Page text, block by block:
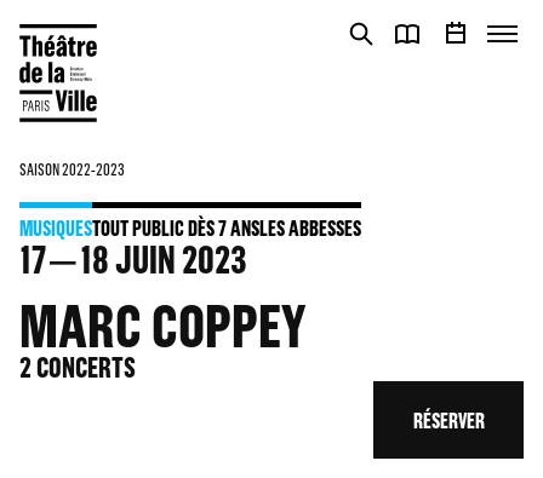
SAISON 2022-2023
MUSIQUESTOUT PUBLIC DÈS 7 ANSLES ABBESSES
17 18JUIN 2023
MARC COPPEY
2 CONCERTS
RÉSERVER